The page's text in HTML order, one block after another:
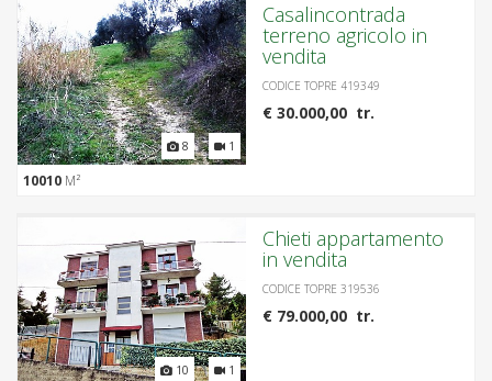
8 1
Casalincontrada
terreno agricolo in
vendita
CODICE TOPRE 419349
€ 30.000,00 tr.
10010 M²
10 1
Chieti appartamento
in vendita
CODICE TOPRE 319536
€ 79.000,00 tr.